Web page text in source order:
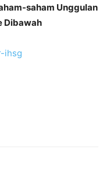
saham Unggulan
Dibawah